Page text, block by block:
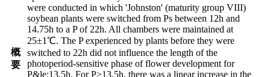
概
要
were conducted in which 'Johnston' (maturity group VIII)
soybean plants were switched from Ps between 12h and
14.75h to a P of 22h. All chambers were maintained at
25±1℃. The P experienced by plants before they were
switched to 22h did not influence the length of the
photoperiod-sensitive phase of flower development for
P&le;13.5h. For P>13.5h, there was a linear increase in the